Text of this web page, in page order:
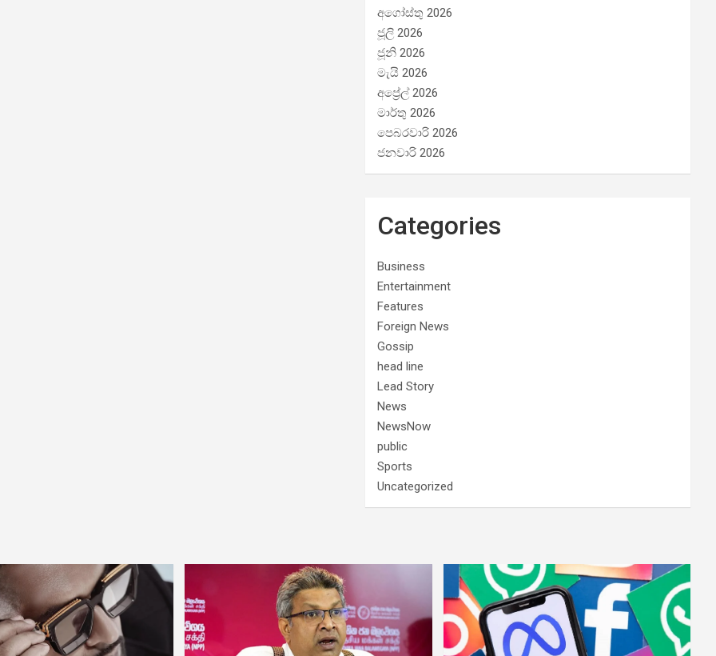
අගෝස්තු 2026
ජූලි 2026
ජූනි 2026
මැයි 2026
අප්‍රේල් 2026
මාර්තු 2026
පෙබරවාරි 2026
ජනවාරි 2026
Categories
Business
Entertainment
Features
Foreign News
Gossip
head line
Lead Story
News
NewsNow
public
Sports
Uncategorized